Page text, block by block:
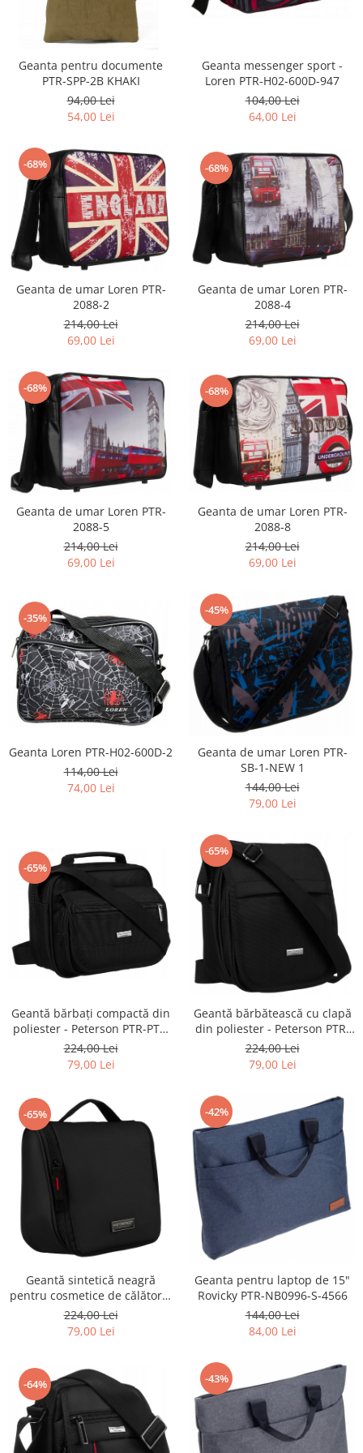
Geanta pentru documente
PTR-SPP-2B KHAKI
94,00 Lei
54,00 Lei
Geanta messenger sport -
Loren PTR-H02-600D-947
104,00 Lei
64,00 Lei
-68%
Geanta de umar Loren PTR-
2088-2
214,00 Lei
69,00 Lei
-68%
Geanta de umar Loren PTR-
2088-4
214,00 Lei
69,00 Lei
-68%
Geanta de umar Loren PTR-
2088-5
214,00 Lei
69,00 Lei
-68%
Geanta de umar Loren PTR-
2088-8
214,00 Lei
69,00 Lei
-35%
Geanta Loren PTR-H02-600D-2
114,00 Lei
74,00 Lei
-45%
Geanta de umar Loren PTR-
SB-1-NEW 1
144,00 Lei
79,00 Lei
-65%
Geantă bărbați compactă din
poliester - Peterson PTR-PTN
6523-5758 BL
224,00 Lei
79,00 Lei
-65%
Geantă bărbătească cu clapă
din poliester - Peterson PTR-
PTN 6524-5765 BL
224,00 Lei
79,00 Lei
-65%
Geantă sintetică neagră
pentru cosmetice de călătorie
cu maner și închidere cu
fermoar - Peterson PTR-PTN
KOS-H-01-6813 BL
224,00 Lei
79,00 Lei
-42%
Geanta pentru laptop de 15"
Rovicky PTR-NB0996-S-4566
144,00 Lei
84,00 Lei
-64% -43%